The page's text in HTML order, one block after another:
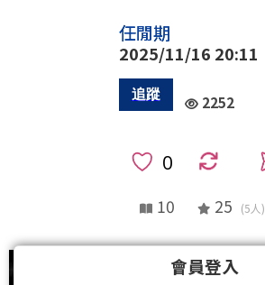
任閒期
2025/11/16 20:11
2252
10 25 (5人)
會員登入